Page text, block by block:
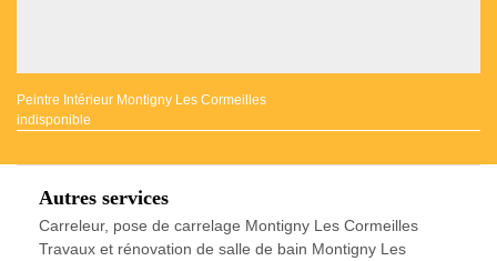
Peintre Intérieur Montigny Les Cormeilles
indisponible
Autres services
Carreleur, pose de carrelage Montigny Les Cormeilles
Travaux et rénovation de salle de bain Montigny Les